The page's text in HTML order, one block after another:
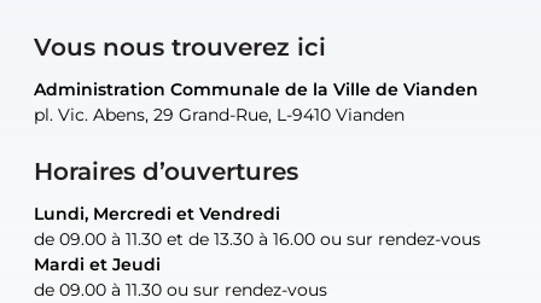
Vous nous trouverez ici
Administration Communale de la Ville de Vianden
pl. Vic. Abens, 29 Grand-Rue, L-9410 Vianden
Horaires d’ouvertures
Lundi, Mercredi et Vendredi
de 09.00 à 11.30 et de 13.30 à 16.00 ou sur rendez-vous
Mardi et Jeudi
de 09.00 à 11.30 ou sur rendez-vous
Administration Communale de la Ville de Vianden
pl. Vic. Abens, 29 Grand-Rue, L-9410 Vianden
Lundi, Mercredi et Vendredi
de 09.00 à 11.30 et de 13.30 à 16.00 ou sur rendez-vous
Mardi et Jeudi
de 09.00 à 11.30 ou sur rendez-vous
Administration Communale de la Ville de Vianden
pl. Vic. Abens, 29 Grand-Rue, L-9410 Vianden
uniquement sur rendez-vous
Administration Communale de la Ville de Vianden
pl. Vic. Abens, 29 Grand-Rue, L-9410 Vianden
uniquement sur rendez-vous
Atelier Communal de la Ville de Vianden
30, rue Neugarten, L-9422 Vianden
uniquement sur rendez-vous